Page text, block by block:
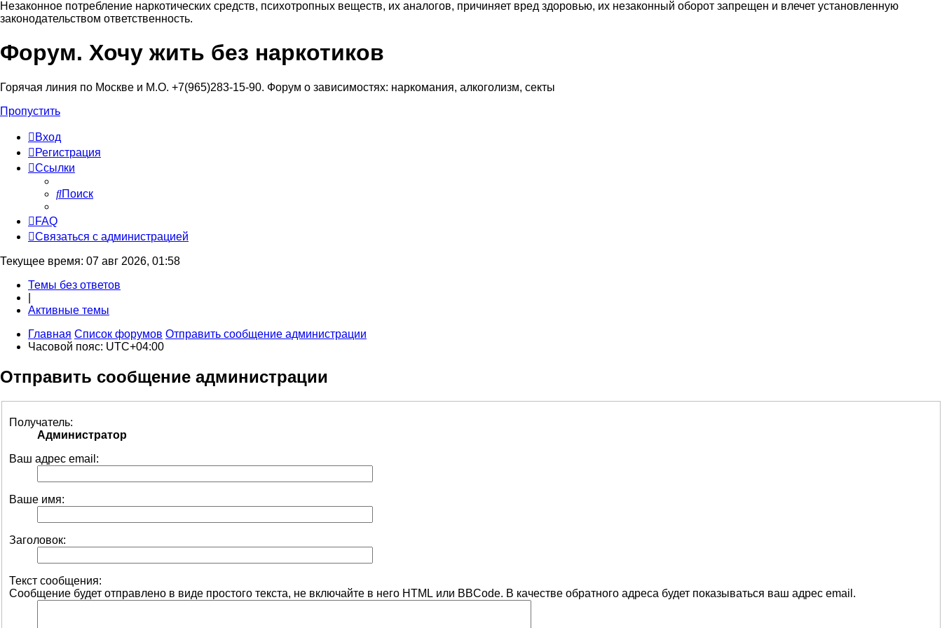
Незаконное потребление наркотических средств, психотропных веществ, их аналогов, причиняет вред здоровью, их незаконный оборот запрещен и влечет установленную
законодательством ответственность.
Регистрация
Форум. Хочу жить без наркотиков
Горячая линия по Москве и М.О. +7(965)283-15-90. Форум о зависимостях: наркомания, алкоголизм, секты
Пропустить
Вход
Регистрация
Ссылки
Поиск
FAQ
Связаться с администрацией
Текущее время: 07 авг 2026, 01:58
Темы без ответов
Активные темы
Главная Список форумов Отправить сообщение администрации
Часовой пояс: UTC+04:00
Отправить сообщение администрации
Получатель:
Администратор
Ваш адрес email:
Ваше имя:
Заголовок:
Текст сообщения:
Сообщение будет отправлено в виде простого текста, не включайте в него HTML или BBCode. В качестве обратного адреса будет показываться ваш адрес email.